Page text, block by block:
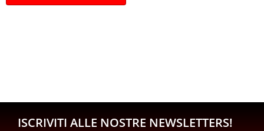
ISCRIVITI ALLE NOSTRE NEWSLETTERS!